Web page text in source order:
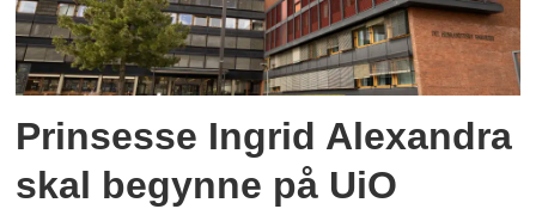
Prinsesse Ingrid Alexandra
skal begynne på UiO